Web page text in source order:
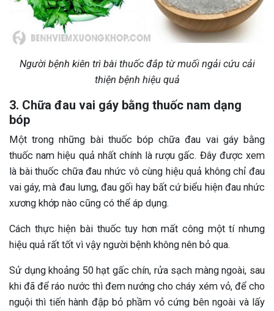
Người bệnh kiên trì bài thuốc đắp từ muối ngải cứu cải
thiện bệnh hiệu quả
3. Chữa đau vai gáy bằng thuốc nam dạng
bóp
Một trong những bài thuốc bóp chữa đau vai gáy bằng
thuốc nam hiệu quả nhất chính là rượu gấc. Đây được xem
là bài thuốc chữa đau nhức vô cùng hiệu quả không chỉ đau
vai gáy, mà đau lưng, đau gối hay bất cứ biểu hiện đau nhức
xương khớp nào cũng có thể áp dụng.
Cách thực hiện bài thuốc tuy hơn mất công một tí nhưng
hiệu quả rất tốt vì vậy người bệnh không nên bỏ qua.
Sử dụng khoảng 50 hạt gấc chín, rửa sạch màng ngoài, sau
khi đã để ráo nước thì đem nướng cho cháy xém vỏ, để cho
nguội thì tiến hành đập bỏ phầm vỏ cứng bên ngoài và lấy